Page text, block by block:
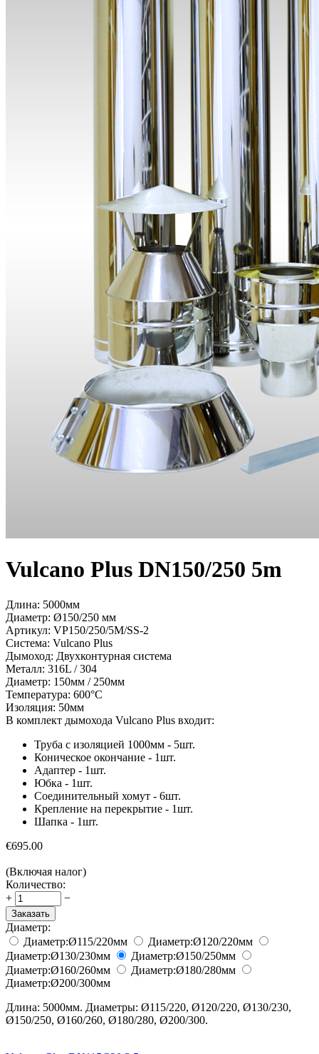
Vulcano Plus DN150/250 5m
Длина: 5000мм
Диаметр: Ø150/250 мм
Артикул: VP150/250/5M/SS-2
Система: Vulcano Plus
Дымоход: Двухконтурная система
Металл: 316L / 304
Диаметр: 150мм / 250мм
Температура: 600°С
Изоляция: 50мм
В комплект дымохода Vulcano Plus входит:
Труба c изоляцией 1000мм - 5шт.
Коническое окончание - 1шт.
Адаптер - 1шт.
Юбка - 1шт.
Соединительный хомут - 6шт.
Крепление на перекрытие - 1шт.
Шапка - 1шт.
€695.00
(Включая налог)
Количество:
+
−
Заказать
Диаметр:
Диаметр:Ø115/220мм Диаметр:Ø120/220мм
Диаметр:Ø130/230мм Диаметр:Ø150/250мм
Диаметр:Ø160/260мм Диаметр:Ø180/280мм
Диаметр:Ø200/300мм
Длина: 5000мм. Диаметры: Ø115/220, Ø120/220, Ø130/230,
Ø150/250, Ø160/260, Ø180/280, Ø200/300.